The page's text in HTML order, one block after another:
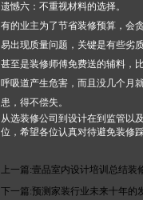
遗憾六：不重视材料的选择。
有的业主为了节省装修预算，会
易出现质量问题，关键是有些劣
甚至是装修师傅免费送的辅料，
呼吸道产生危害，而且没几个月
患，得不偿失。
从选装修公司到设计在到监管以
位，希望各位认真对待避免装修踩
上一篇:壹品室内设计培训总结装
下一篇:预测家装行业未来十年的